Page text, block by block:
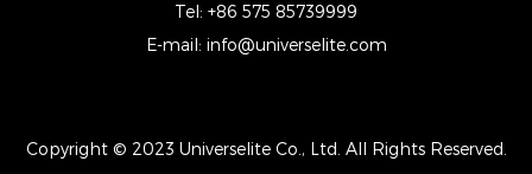
Tel: +86 575 85739999
E-mail: info@universelite.com
Copyright © 2023 Universelite Co., Ltd. All Rights Reserved.